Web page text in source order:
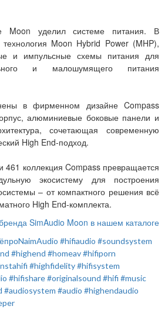
Moon уделил системе питания. В
технология Moon Hybrid Power (MHP),
и импульсные схемы питания для
и малошумящего питания
в фирменном дизайне Compass
алюминиевые боковые панели и
сочетающая современную
High End-подход.
коллекция Compass превращается
экосистему для построения
– от компактного решения всё
High End-комплекта.
SimAudio Moon в нашем каталоге
#hifiaudio #soundsystem
#highend #homeav#hifiporn
#highfidelity#hifisystem
#hifishare#originalsound #hifi #music
#audiosystem #audio #highendaudio